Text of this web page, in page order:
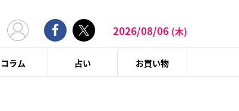
2026/08/06 (木)
コラム 占い お買い物